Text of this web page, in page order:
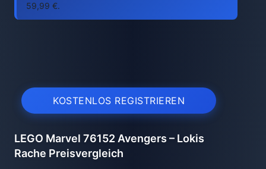
59,99 €.
KOSTENLOS REGISTRIEREN
LEGO Marvel 76152 Avengers – Lokis
Rache Preisvergleich